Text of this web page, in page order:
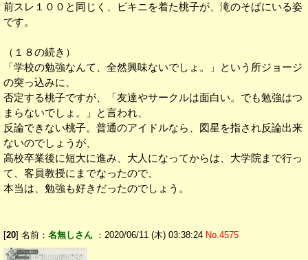
前スレ１００と同じく、ビキニを着た桃子が、滝のそばにいる姿
です。
（１８の続き）
「学校の勉強なんて、全然興味ないでしょ。」という所ジョージ
の突っ込みに、
否定する桃子ですが、「友達やサークルは面白い。でも勉強はつ
まらないでしょ。」と言われ、
反論できない桃子。普通のアイドルなら、図星を指され反論出来
ないのでしょうが、
高校卒業後に短大に進み、大人になってからは、大学院まで行っ
て、客員教授にまでなったので、
本当は、勉強も好きだったのでしょう。
[20] 名前： 名無しさん ：2020/06/11 (木) 03:38:24 No.4575